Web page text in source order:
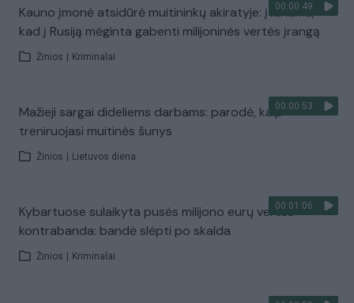
00:00:49
Kauno įmonė atsidūrė muitininkų akiratyje: įtariama,
kad į Rusiją mėginta gabenti milijoninės vertės įrangą
Žinios Kriminalai
00:00:53
Mažieji sargai dideliems darbams: parodė, kaip
treniruojasi muitinės šunys
Žinios Lietuvos diena
00:01:06
Kybartuose sulaikyta pusės milijono eurų vertės
kontrabanda: bandė slėpti po skalda
Žinios Kriminalai